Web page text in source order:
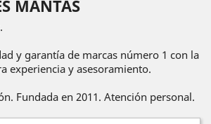
MANTAS
y garantía de marcas número 1 con la
experiencia y asesoramiento.
Fundada en 2011. Atención personal.